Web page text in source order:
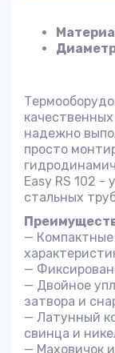
надежно
просто
Easy RS 102 -
стальных
—
—
— Двойное
затвора и
— Латунный
свинца и
— Маховичок